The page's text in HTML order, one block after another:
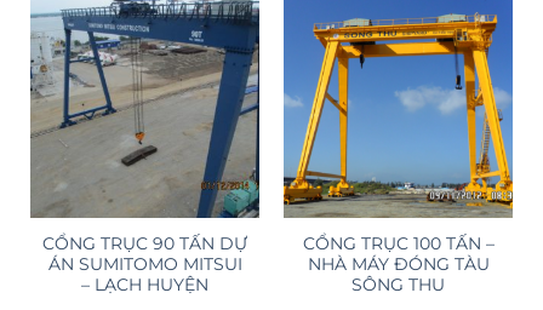
CỔNG TRỤC 90 TẤN DỰ
ÁN SUMITOMO MITSUI
– LẠCH HUYỆN
CỔNG TRỤC 100 TẤN –
NHÀ MÁY ĐÓNG TÀU
SÔNG THU